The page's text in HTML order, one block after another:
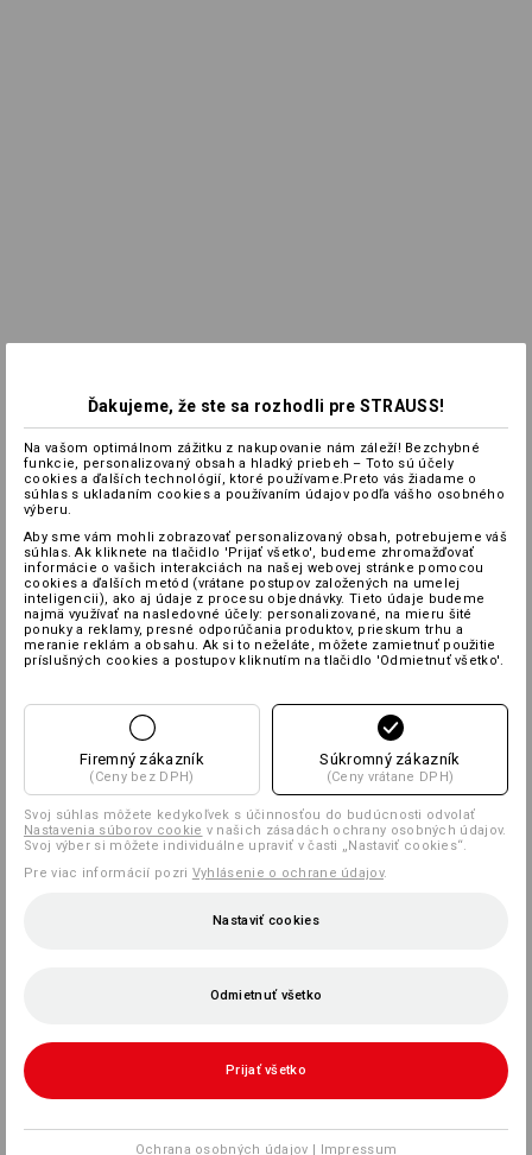
Ďakujeme, že ste sa rozhodli pre STRAUSS!
Na vašom optimálnom zážitku z nakupovanie nám záleží! Bezchybné
funkcie, personalizovaný obsah a hladký priebeh – Toto sú účely
cookies a ďalších technológií, ktoré používame.Preto vás žiadame o
súhlas s ukladaním cookies a používaním údajov podľa vášho osobného
výberu.
Aby sme vám mohli zobrazovať personalizovaný obsah, potrebujeme váš
súhlas. Ak kliknete na tlačidlo 'Prijať všetko', budeme zhromažďovať
informácie o vašich interakciách na našej webovej stránke pomocou
cookies a ďalších metód (vrátane postupov založených na umelej
inteligencii), ako aj údaje z procesu objednávky. Tieto údaje budeme
najmä využívať na nasledovné účely: personalizované, na mieru šité
ponuky a reklamy, presné odporúčania produktov, prieskum trhu a
meranie reklám a obsahu. Ak si to neželáte, môžete zamietnuť použitie
príslušných cookies a postupov kliknutím na tlačidlo 'Odmietnuť všetko'.
Firemný zákazník
(Ceny bez DPH)
Súkromný zákazník
(Ceny vrátane DPH)
Svoj súhlas môžete kedykoľvek s účinnosťou do budúcnosti odvolať
Nastavenia súborov cookie v našich zásadách ochrany osobných údajov.
Svoj výber si môžete individuálne upraviť v časti „Nastaviť cookies“.
Pre viac informácií pozri Vyhlásenie o ochrane údajov.
Nastaviť cookies
Odmietnuť všetko
Prijať všetko
Ochrana osobných údajov | Impressum